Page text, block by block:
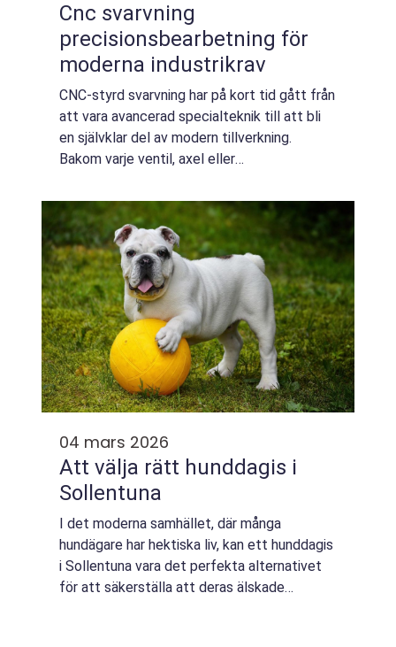
Cnc svarvning
precisionsbearbetning för
moderna industrikrav
CNC-styrd svarvning har på kort tid gått från
att vara avancerad specialteknik till att bli
en självklar del av modern tillverkning.
Bakom varje ventil, axel eller
välplanerad process där digital styrning...
04 mars 2026
Att välja rätt hunddagis i
Sollentuna
I det moderna samhället, där många
hundägare har hektiska liv, kan ett hunddagis
i Sollentuna vara det perfekta alternativet
för att säkerställa att deras älskade